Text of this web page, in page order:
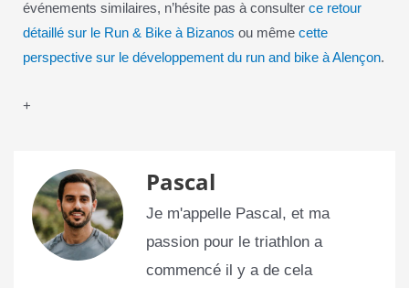
événements similaires, n’hésite pas à consulter ce retour
détaillé sur le Run & Bike à Bizanos ou même cette
perspective sur le développement du run and bike à Alençon.
+
Pascal
Je m'appelle Pascal, et ma
passion pour le triathlon a
commencé il y a de cela